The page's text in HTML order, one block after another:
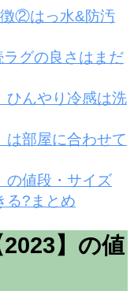
②はっ水&防汚
グの良さはまだ
ひんやり冷感は洗
は部屋に合わせて
の値段・サイズ
る?まとめ
】の値